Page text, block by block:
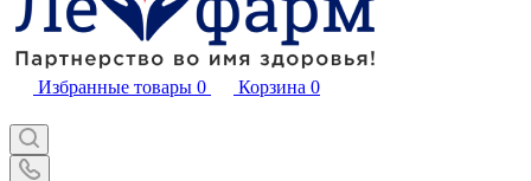
Избранные товары 0 Корзина 0